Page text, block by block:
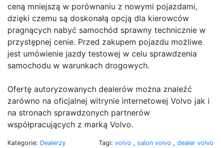
ceną mniejszą w porównaniu z nowymi pojazdami,
dzięki czemu są doskonałą opcją dla kierowców
pragnących nabyć samochód sprawny technicznie w
przystępnej cenie. Przed zakupem pojazdu możliwe
jest umówienie jazdy testowej w celu sprawdzenia
samochodu w warunkach drogowych.
Ofertę autoryzowanych dealerów można znaleźć
zarówno na oficjalnej witrynie internetowej Volvo jak i
na stronach sprawdzonych partnerów
współpracujących z marką Volvo.
Kategorie: Dealerzy
Tagi: volvo , salon volvo , dealer volvo